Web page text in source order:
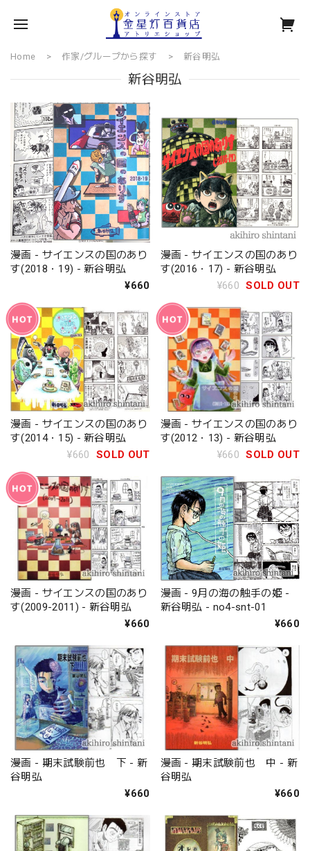
Home 作家/グループから探す 新谷明弘
新谷明弘
漫画 - サイエンスの国のあり
す(2018・19) - 新谷明弘
¥660
漫画 - サイエンスの国のあり
す(2016・17) - 新谷明弘
¥660 SOLD OUT
漫画 - サイエンスの国のあり
す(2014・15) - 新谷明弘
¥660
SOLD OUT
漫画 - サイエンスの国のあり
す(2012・13) - 新谷明弘
¥660 SOLD OUT
漫画 - サイエンスの国のあり
す(2009-2011) - 新谷明弘
¥660
漫画 - 9月の海の触手の姫 -
新谷明弘 - no4-snt-01
¥660
漫画 - 期末試験前也 下 - 新
谷明弘
¥660
漫画 - 期末試験前也 中 - 新
谷明弘
¥660